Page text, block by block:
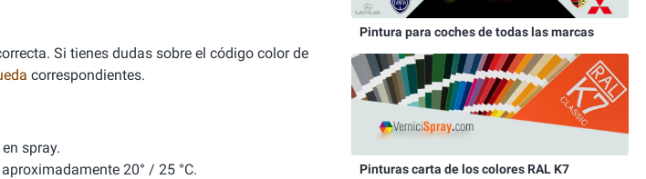
Si tienes dudas sobre el código color de
correspondientes.
spray.
20° / 25 °C.
Pintura para coches de todas las marcas
Pinturas carta de los colores RAL K7